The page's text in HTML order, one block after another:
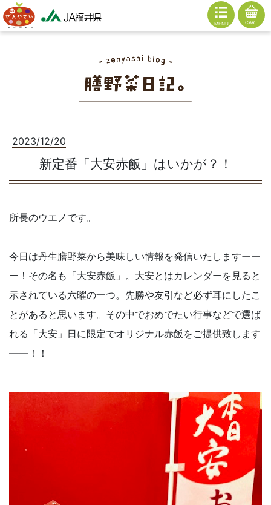
MENU CART
2023/12/20
新定番「大安赤飯」はいかが？！
所長のウエノです。
今日は丹生膳野菜から美味しい情報を発信いたしますーー
ー！その名も「大安赤飯」。大安とはカレンダーを見ると
示されている六曜の一つ。先勝や友引など必ず耳にしたこ
とがあると思います。その中でおめでたい行事などで選ば
れる「大安」日に限定でオリジナル赤飯をご提供致します
――！！